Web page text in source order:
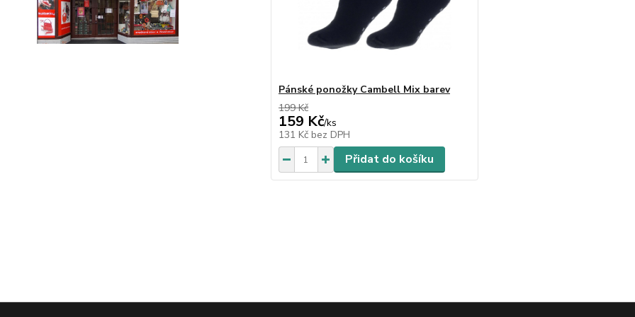
Pánské ponožky Cambell Mix barev
199 Kč
159 Kč/ks
131 Kč bez DPH
Přidat do košíku